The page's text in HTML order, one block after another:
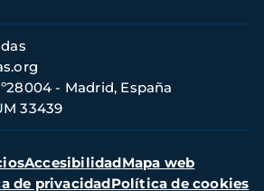
- Madrid, España
33439
AccesibilidadMapa web
de privacidadPolítica de cookies